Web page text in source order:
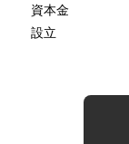
資本金
設立